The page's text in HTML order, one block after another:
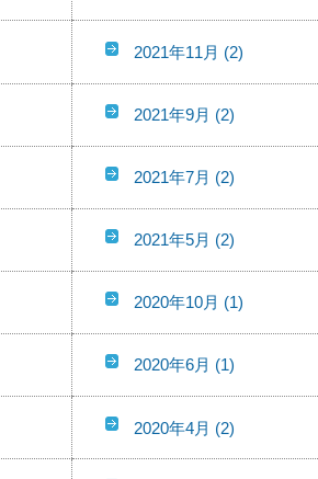
2021年11月 (2)
2021年9月 (2)
2021年7月 (2)
2021年5月 (2)
2020年10月 (1)
2020年6月 (1)
2020年4月 (2)